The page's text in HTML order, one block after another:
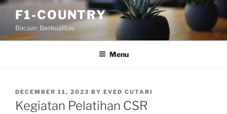
Skip
content
F1-COUNTRY
Bacaan Berkualitas
Menu
POSTED
ON
DECEMBER 11, 2023 BY EVED CUTARI
Kegiatan Pelatihan CSR